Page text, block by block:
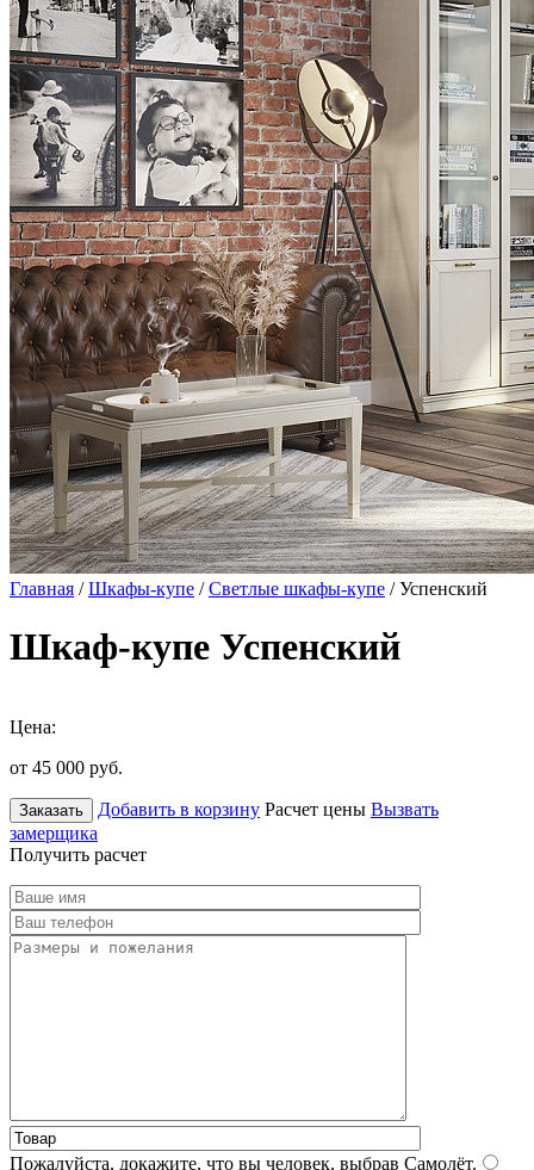
Главная /Шкафы-купе /Светлые шкафы-купе / Успенский
Шкаф-купе Успенский
Цена:
от 45 000 руб.
Заказать Добавить в корзину Расчет цены Вызвать
замерщика
Получить расчет
Пожалуйста, докажите, что вы человек, выбрав Самолёт.